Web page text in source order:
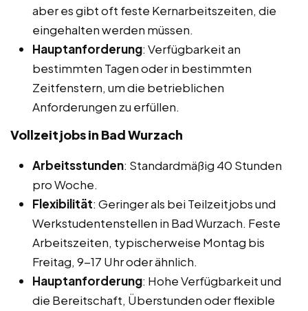
aber es gibt oft feste Kernarbeitszeiten, die
eingehalten werden müssen.
Hauptanforderung: Verfügbarkeit an
bestimmten Tagen oder in bestimmten
Zeitfenstern, um die betrieblichen
Anforderungen zu erfüllen.
Vollzeitjobs in Bad Wurzach
Arbeitsstunden: Standardmäßig 40 Stunden
pro Woche.
Flexibilität: Geringer als bei Teilzeitjobs und
Werkstudentenstellen in Bad Wurzach. Feste
Arbeitszeiten, typischerweise Montag bis
Freitag, 9-17 Uhr oder ähnlich.
Hauptanforderung: Hohe Verfügbarkeit und
die Bereitschaft, Überstunden oder flexible